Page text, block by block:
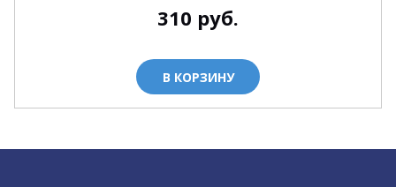
310 руб.
В КОРЗИНУ